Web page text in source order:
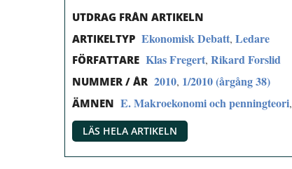
UTDRAG FRÅN ARTIKELN
ARTIKELTYP Ekonomisk Debatt, Ledare
FÖRFATTARE Klas Fregert, Rikard Forslid
NUMMER / ÅR 2010, 1/2010 (årgång 38)
ÄMNEN E. Makroekonomi och penningteori,
LÄS HELA ARTIKELN